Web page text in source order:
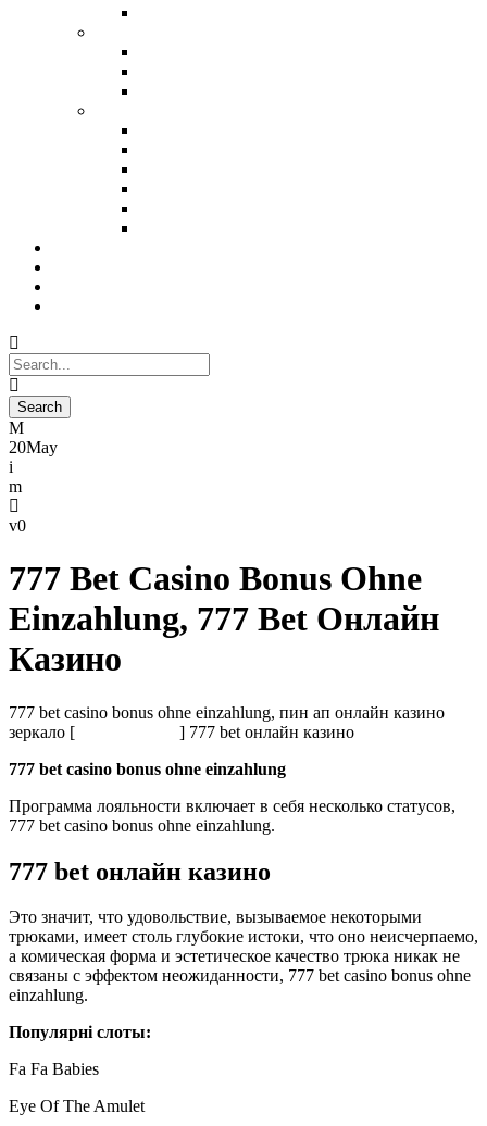
20May
0
777 Bet Casino Bonus Ohne
Einzahlung, 777 Bet Онлайн
Казино
777 bet casino bonus ohne einzahlung, пин ап онлайн казино
зеркало [
] 777 bet онлайн казино
777 bet casino bonus ohne einzahlung
Программа лояльности включает в себя несколько статусов,
777 bet casino bonus ohne einzahlung.
777 bet онлайн казино
Это значит, что удовольствие, вызываемое некоторыми
трюками, имеет столь глубокие истоки, что оно неисчерпаемо,
а комическая форма и эстетическое качество трюка никак не
связаны с эффектом неожиданности, 777 bet casino bonus ohne
einzahlung.
Популярні слоты:
Fa Fa Babies
Eye Of The Amulet